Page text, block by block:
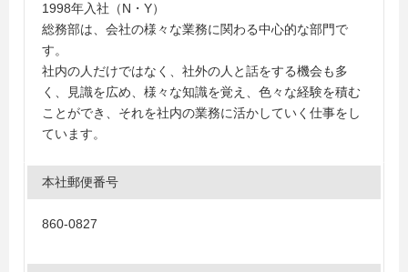
1998年入社（N・Y）
総務部は、会社の様々な業務に関わる中心的な部門で
す。
社内の人だけではなく、社外の人と話をする機会も多
く、見識を広め、様々な知識を覚え、色々な経験を積む
ことができ、それを社内の業務に活かしていく仕事をし
ています。
本社郵便番号
860-0827